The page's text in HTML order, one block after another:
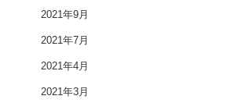
2021年9月
2021年7月
2021年4月
2021年3月